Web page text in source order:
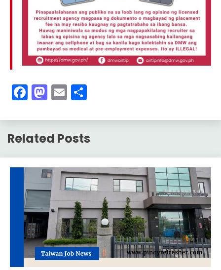
Facebook
Mastodon
Email
Related Posts